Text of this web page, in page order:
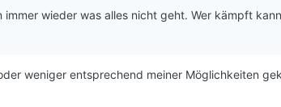
immer wieder was alles nicht geht. Wer kämpft
weniger entsprechend meiner Möglichkeiten